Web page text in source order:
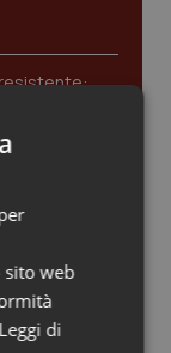
team
sito web
Leggi di